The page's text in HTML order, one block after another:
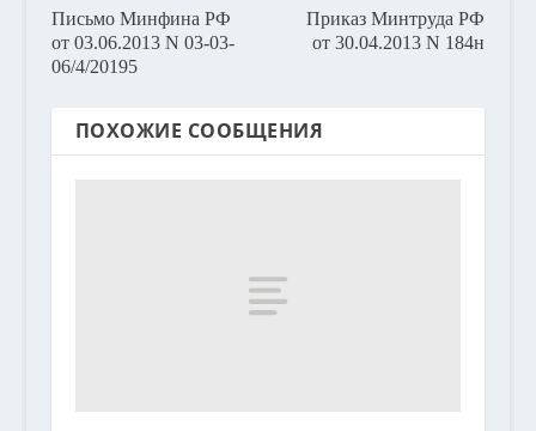
Письмо Минфина РФ
от 03.06.2013 N 03-03-
06/4/20195
Приказ Минтруда РФ
от 30.04.2013 N 184н
ПОХОЖИЕ СООБЩЕНИЯ